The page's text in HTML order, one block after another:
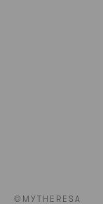
©MYTHERESA